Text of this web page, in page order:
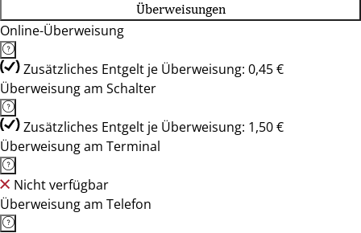
Überweisungen
Online-Überweisung
Zusätzliches Entgelt je Überweisung: 0,45 €
Überweisung am Schalter
Zusätzliches Entgelt je Überweisung: 1,50 €
Überweisung am Terminal
Nicht verfügbar
Überweisung am Telefon